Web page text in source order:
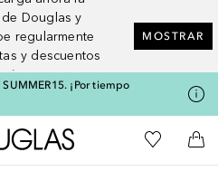
Douglas y
regularmente
y descuentos
MOSTRAR
¡Por tiempo
A Douglas HomeMi lista de
A